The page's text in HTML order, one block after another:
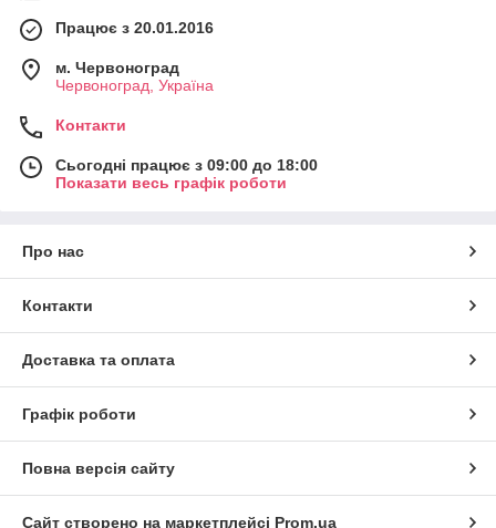
Працює з 20.01.2016
м. Червоноград
Червоноград, Україна
Контакти
Сьогодні працює з 09:00 до 18:00
Показати весь графік роботи
Про нас
Контакти
Доставка та оплата
Графік роботи
Повна версія сайту
Сайт створено на маркетплейсі Prom.ua